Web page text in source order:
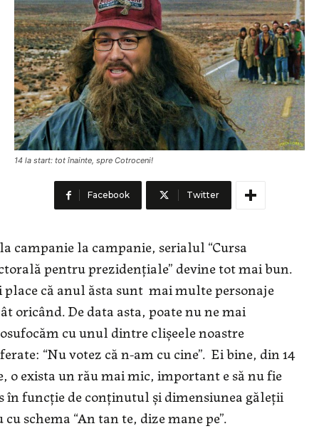
14 la start: tot înainte, spre Cotroceni!
Facebook Twitter
campanie la campanie, serialul “Cursa
pentru prezidențiale” devine tot mai bun.
că anul ăsta sunt mai multe personaje
oricând. De data asta, poate nu ne mai
cu unul dintre clișeele noastre
“Nu votez că n-am cu cine”. Ei bine, din 14
o exista un rău mai mic, important e să nu fie
în funcție de conținutul și dimensiunea găleții
cu schema “An tan te, dize mane pe”.